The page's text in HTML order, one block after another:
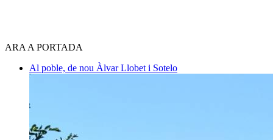
ARA A PORTADA
Al poble, de nou Àlvar Llobet i Sotelo